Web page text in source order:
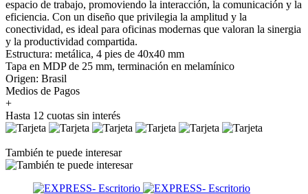
espacio de trabajo, promoviendo la interacción, la comunicación y la
eficiencia. Con un diseño que privilegia la amplitud y la
conectividad, es ideal para oficinas modernas que valoran la sinergia
y la productividad compartida.
Estructura: metálica, 4 pies de 40x40 mm
Tapa en MDP de 25 mm, terminación en melamínico
Origen: Brasil
Medios de Pagos
+
Hasta 12 cuotas sin interés
También te puede interesar